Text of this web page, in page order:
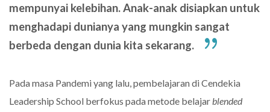
mempunyai kelebihan. Anak-anak disiapkan untuk
menghadapi dunianya yang mungkin sangat
berbeda dengan dunia kita sekarang.
Pada masa Pandemi yang lalu, pembelajaran di Cendekia
Leadership School berfokus pada metode belajar blended